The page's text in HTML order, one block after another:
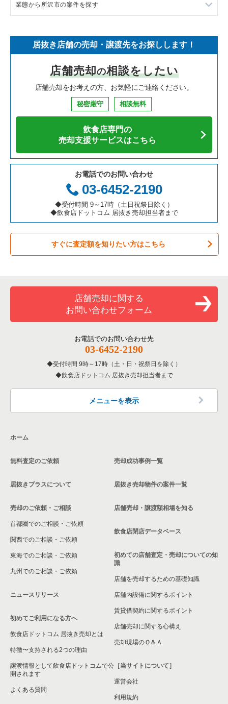
中華の居抜き売却物件の案件一覧
寿司の居抜き売却物件の案件一覧
焼肉の居抜き売却物件の案件一覧
鉄板焼き・お好み焼の居抜き売却物件の案件一覧
カフェの居抜き売却物件の案件一覧
テイクアウトの居抜き売却物件の案件一覧
お弁当・惣菜・デリの居抜き売却物件の案件一覧
カラオケ・パブ・スナックの居抜き売却物件の案件一覧
バーの居抜き売却物件の案件一覧
居酒屋・ダイニングバーの居抜き売却物件の案件一覧
洋食の居抜き売却物件の案件一覧
その他の居抜き売却物件の案件一覧
千葉県の飲食店の居抜き売却物件の案件一覧
神奈川県の飲食店の居抜き売却物件の案件一覧
大阪府の飲食店の居抜き売却物件の案件一覧
兵庫県の飲食店の居抜き売却物件の案件一覧
愛知県の飲食店の居抜き売却物件の案件一覧
岐阜県の飲食店の居抜き売却物件の案件一覧
三重県の飲食店の居抜き売却物件の案件一覧
吉川市の飲食店の居抜き売却物件の案件一覧
さいたま市浦和区の飲食店の居抜き売却物件の案件一覧
さいたま市大宮区の飲食店の居抜き売却物件の案件一覧
入間市の飲食店の居抜き売却物件の案件一覧
久喜市の飲食店の居抜き売却物件の案件一覧
富士見市の飲食店の居抜き売却物件の案件一覧
ふじみ野市の飲食店の居抜き売却物件の案件一覧
朝霞市の飲食店の居抜き売却物件の案件一覧
草加市の飲食店の居抜き売却物件の案件一覧
さいたま市緑区の飲食店の居抜き売却物件の案件一覧
さいたま市南区の飲食店の居抜き売却物件の案件一覧
熊谷市の飲食店の居抜き売却物件の案件一覧
蕨市の飲食店の居抜き売却物件の案件一覧
所沢市の飲食店の居抜き売却物件の案件一覧
川越市の飲食店の居抜き売却物件の案件一覧
和光市の飲食店の居抜き売却物件の案件一覧
東松山市の飲食店の居抜き売却物件の案件一覧
さいたま市北区の飲食店の居抜き売却物件の案件一覧
さいたま市見沼区の飲食店の居抜き売却物件の案件一覧
春日部市の飲食店の居抜き売却物件の案件一覧
さいたま市岩槻区の飲食店の居抜き売却物件の案件一覧
狭山市の飲食店の居抜き売却物件の案件一覧
さいたま市中央区の飲食店の居抜き売却物件の案件一覧
さいたま市桜区の飲食店の居抜き売却物件の案件一覧
加須市の飲食店の居抜き売却物件の案件一覧
埼玉県のラーメンの居抜き売却物件の案件一覧
埼玉県のイタリア料理の居抜き売却物件の案件一覧
埼玉県の中華の居抜き売却物件の案件一覧
埼玉県のそば・うどんの居抜き売却物件の案件一覧
埼玉県の焼肉の居抜き売却物件の案件一覧
埼玉県の鉄板焼き・お好み焼の居抜き売却物件の案件一覧
埼玉県のアジア料理の居抜き売却物件の案件一覧
埼玉県のカフェの居抜き売却物件の案件一覧
埼玉県のテイクアウトの居抜き売却物件の案件一覧
埼玉県のお弁当・惣菜・デリの居抜き売却物件の案件一覧
埼玉県のバーの居抜き売却物件の案件一覧
埼玉県の居酒屋・ダイニングバーの居抜き売却物件の案件一覧
埼玉県の和食の居抜き売却物件の案件一覧
埼玉県の洋食の居抜き売却物件の案件一覧
埼玉県のその他の居抜き売却物件の案件一覧
業態から所沢市の案件を探す
所沢市の焼肉の居抜き売却物件の案件一覧
所沢市のアジア料理の居抜き売却物件の案件一覧
所沢市のカフェの居抜き売却物件の案件一覧
所沢市のバーの居抜き売却物件の案件一覧
所沢市の和食の居抜き売却物件の案件一覧
所沢市のその他の居抜き売却物件の案件一覧
居抜き店舗の売却・譲渡先をお探しします！
店舗売却の相談をしたい
店舗売却をお考えの方、お気軽にご連絡ください。
秘密厳守 相談無料
飲食店専門の
売却支援サービスはこちら
お電話でのお問い合わせ
03-6452-2190
◆受付時間 9～17時（土日祝祭日除く）
◆飲食店ドットコム 居抜き売却担当者まで
すぐに査定額を知りたい方はこちら
店舗売却に関する
お問い合わせフォーム
お電話でのお問い合わせ先
03-6452-2190
受付時間 9時～17時（土・日・祝祭日を除く）
飲食店ドットコム 居抜き売却担当者まで
メニューを表示
ホーム
無料査定のご依頼
居抜きプラスについて
売却のご依頼・ご相談
首都圏でのご相談・ご依頼
関西でのご相談・ご依頼
東海でのご相談・ご依頼
九州でのご相談・ご依頼
ニュースリリース
初めてご利用になる方へ
飲食店ドットコム 居抜き売却とは
特徴〜支持される2つの理由
譲渡情報として飲食店ドットコムで公
開されます
よくある質問
売却成功事例一覧
居抜き売却物件の案件一覧
店舗売却・譲渡額相場を知る
飲食店閉店データベース
初めての店舗査定・売却についての知
識
店舗を売却するための基礎知識
店舗内設備に関するポイント
賃貸借契約に関するポイント
店舗売却に関する心構え
売却現場のＱ＆Ａ
［当サイトについて］
運営会社
利用規約